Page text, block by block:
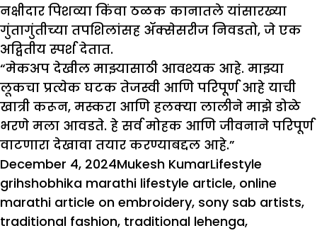
नक्षीदार पिशव्या किंवा ठळक कानातले यांसारख्या
गुंतागुंतीच्या तपशिलांसह ॲक्सेसरीज निवडतो, जे एक
अद्वितीय स्पर्श देतात.
“मेकअप देखील माझ्यासाठी आवश्यक आहे. माझ्या
लूकचा प्रत्येक घटक तेजस्वी आणि परिपूर्ण आहे याची
खात्री करून, मस्करा आणि हलक्या लालीने माझे डोळे
भरणे मला आवडते. हे सर्व मोहक आणि जीवनाने परिपूर्ण
वाटणारा देखावा तयार करण्याबद्दल आहे.”
Posted
on
December 4, 2024Author
Mukesh KumarCategories
Lifestyle
grihshobhika marathi lifestyle article, online
marathi article on embroidery, sony sab artists,
traditional fashion, traditional lehenga,